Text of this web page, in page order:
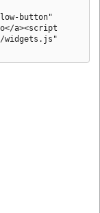
button"
a><script
widgets.js"